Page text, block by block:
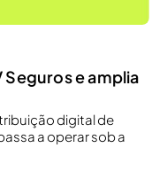
Seguros e amplia
digital de
a operar sob a